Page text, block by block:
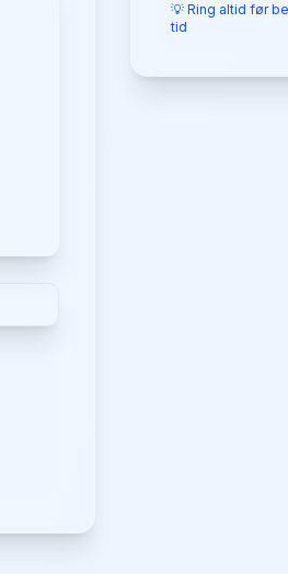
💡 Ring altid før
tid